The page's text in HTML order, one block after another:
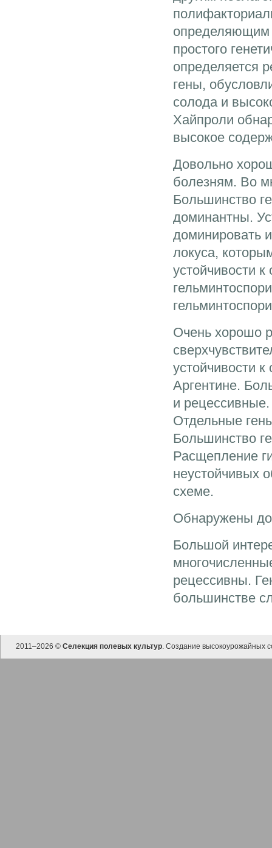
определяющим
простого
определяется
гены,
солода и
Хайпроли
высокое
Довольно
болезням. Во
Большинство
доминантны.
доминировать
локуса,
устойчивости
Очень хорошо
устойчивости
Аргентине.
и
Отдельные
Большинство
Расщепление
неустойчивых
схеме.
Обнаружены
Большой
рецессивны.
большинстве
2011–2026 © Селекция полевых культур. Создание высокоурожайных